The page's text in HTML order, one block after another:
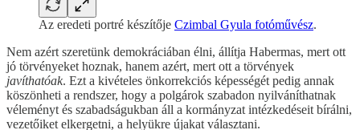
Az eredeti portré készítője Czimbal Gyula fotóművész.
Nem azért szeretünk demokráciában élni, állítja Habermas, mert ott
jó törvényeket hoznak, hanem azért, mert ott a törvények
javíthatóak. Ezt a kivételes önkorrekciós képességét pedig annak
köszönheti a rendszer, hogy a polgárok szabadon nyilváníthatnak
véleményt és szabadságukban áll a kormányzat intézkedéseit bírálni,
vezetőiket elkergetni, a helyükre újakat választani.